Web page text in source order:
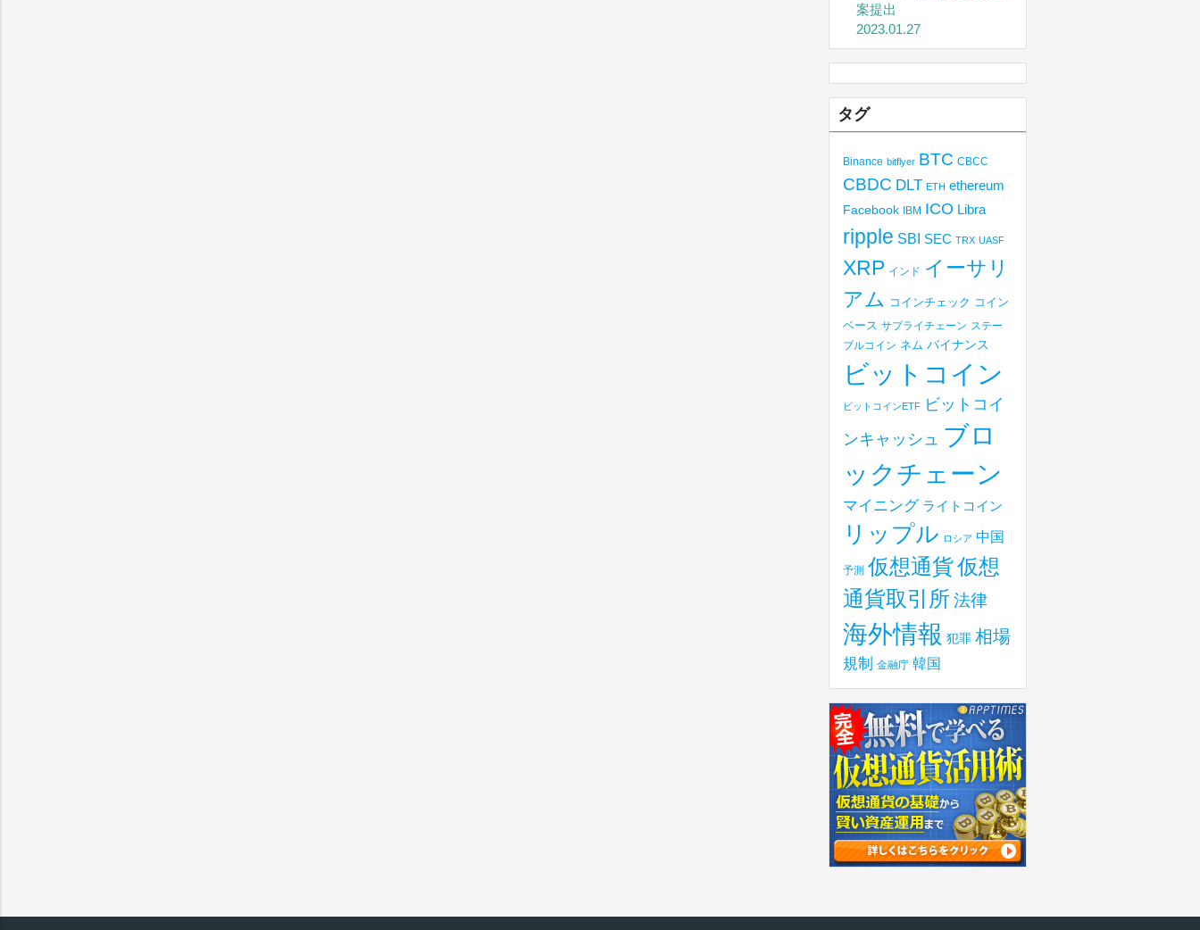
案提出
2023.01.27
タグ
Binance bitflyer BTC CBCC
CBDC DLT ETH ethereum
Facebook IBM ICO Libra
ripple SBI SEC TRX UASF
XRP インド イーサリ
アム コインチェック コイン
ベース サプライチェーン ステー
ブルコイン ネム バイナンス
ビットコイン
ビットコインETF
ビットコイ
ンキャッシュ ブロ
ックチェーン
マイニング ライトコイン
リップル ロシア 中国
予測 仮想通貨仮想
通貨取引所 法律
海外情報 犯罪 相場
規制 金融庁 韓国